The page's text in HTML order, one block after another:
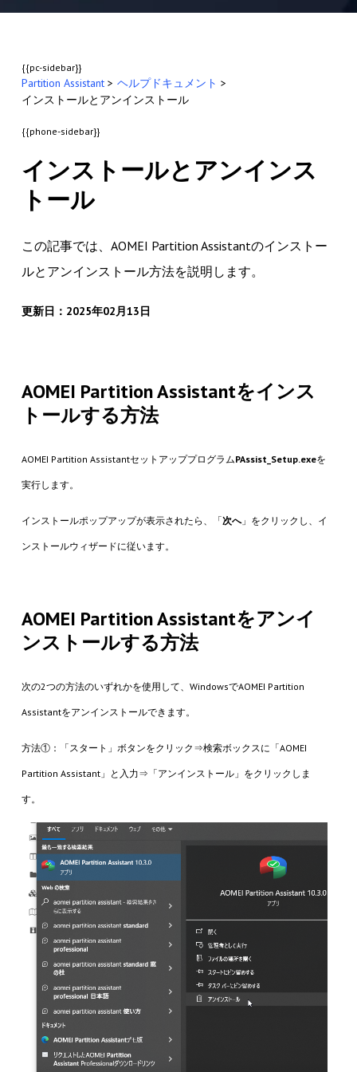
{{pc-sidebar}}
Partition Assistant> ヘルプドキュメント >
インストールとアンインストール
{{phone-sidebar}}
インストールとアンインス
トール
この記事では、AOMEI Partition Assistantのインストー
ルとアンインストール方法を説明します。
更新日：2025年02月13日
AOMEI Partition Assistantをインス
トールする方法
AOMEI Partition AssistantセットアッププログラムPAssist_Setup.exeを
実行します。
インストールポップアップが表示されたら、「次へ」をクリックし、イ
ンストールウィザードに従います。
AOMEI Partition Assistantをアンイ
ンストールする方法
次の2つの方法のいずれかを使用して、WindowsでAOMEI Partition
Assistantをアンインストールできます。
方法①：「スタート」ボタンをクリック⇒検索ボックスに「AOMEI
Partition Assistant」と入力⇒「アンインストール」をクリックしま
す。